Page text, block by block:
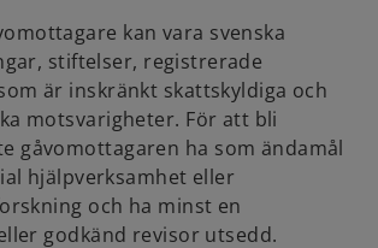
kan vara svenska
stiftelser, registrerade
är inskränkt skattskyldiga och
motsvarigheter. För att bli
gåvomottagaren ha som ändamål
hjälpverksamhet eller
och ha minst en
godkänd revisor utsedd.